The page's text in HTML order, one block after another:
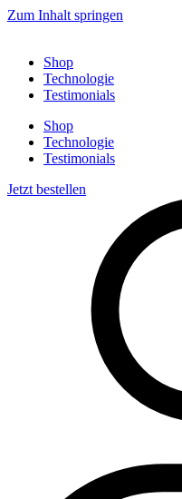
Zum Inhalt springen
Shop
Technologie
Testimonials
Shop
Technologie
Testimonials
Jetzt bestellen